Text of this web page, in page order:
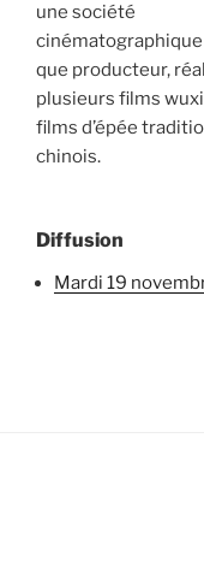
une société
que producteur,
plusieurs films
films d’épée
chinois.
Diffusion
mardi 19